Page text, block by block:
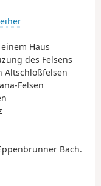
Haus
des Felsens
Altschloßfelsen
Felsen
Bach.